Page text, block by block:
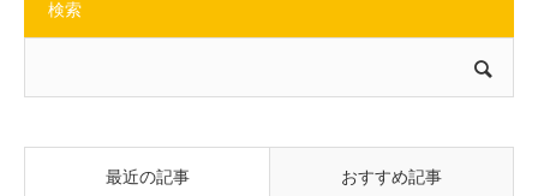
検索
最近の記事 おすすめ記事